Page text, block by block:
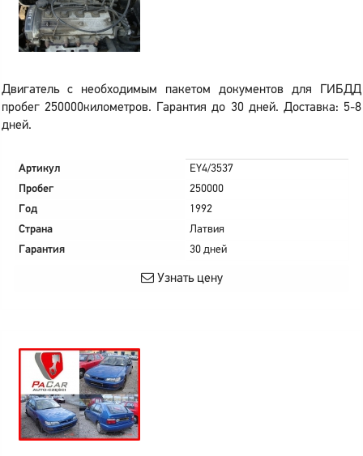
Двигатель с необходимым пакетом документов для ГИБДД
пробег 250000километров. Гарантия до 30 дней. Доставка: 5-8
дней.
Артикул
EY4/3537
Пробег
250000
Год
1992
Страна
Латвия
Гарантия
30 дней
Узнать цену